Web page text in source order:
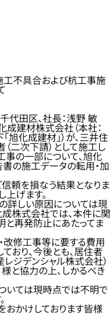
工不具合および杭工事施
代田区、社長：浅野 敏
建材株式会社（本社：
旭化成建材」）が、三井住
二次下請）として施工し
事の一部について、旭化
の施工データの転用・加
頼を損なう結果となりま
上げます。
詳しい原因については現
株式会社では、本件に関
と再発防止にあたってま
改修工事等に要する費用
おり、今後とも、居住者
ジデンシャル株式会社）
と協力の上、しかるべき
いては現時点では不明で
おかけしております皆様